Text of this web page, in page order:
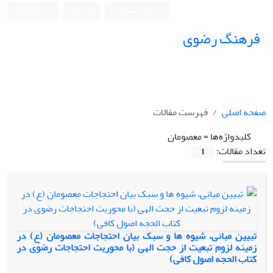
فرهنگ رضوی
صفحه اصلی
فهرست مقالات
کلیدواژه‌ها =معصومان
تعداد مقالات:
1
تبیین مبانی، شیوه ها و سبک بیان احتجاجات معصومان (ع) در
زمینه لزوم تبعیت از حجت الهی (با محوریت احتجاجات رضوی در
کتاب الحجه اصول کافی)